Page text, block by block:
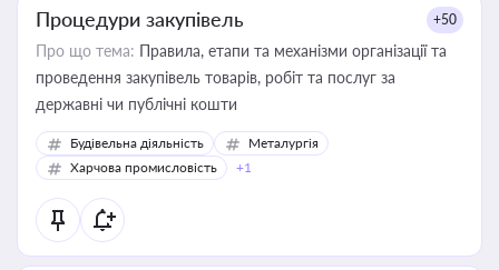
Процедури закупівель +50
Про що тема: Правила, етапи та механізми організації та
проведення закупівель товарів, робіт та послуг за
державні чи публічні кошти
Будівельна діяльність
Металургія
Харчова промисловість
+1